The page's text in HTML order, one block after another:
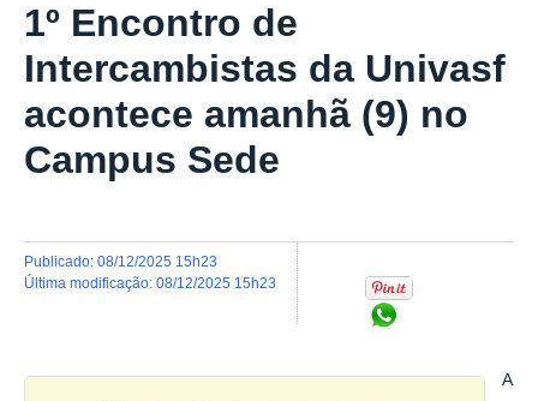
1º Encontro de
Intercambistas da Univasf
acontece amanhã (9) no
Campus Sede
publicado: 08/12/2025 15h23
última modificação: 08/12/2025 15h23
A